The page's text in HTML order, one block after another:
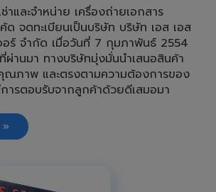
าและจำหน่าย เครื่องถ่ายเอกสาร
ด จดทะเบียนเป็นบริษัท บริษัท เอส เอส
อร์ จำกัด เมื่อวันที่ 7 กุมภาพันธ์ 2554
ผ่านมา ทางบริษัทมุ่งมั่นนำเสนอสินค้า
ณภาพ และตรงตามความต้องการของ
ารตอบรับจากลูกค้าด้วยดีเสมอมา